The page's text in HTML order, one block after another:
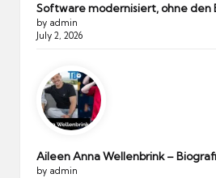
Software modernisiert, ohne den
by admin
July 2, 2026
Aileen Anna Wellenbrink –
by admin